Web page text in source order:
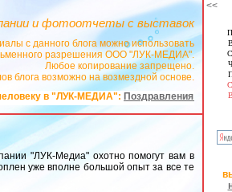
и фотоотчеты с выставок
с данного блога можно использовать
разрешения ООО "ЛУК-МЕДИА".
Любое копирование запрещено.
блога возможно на возмездной основе.
в "ЛУК-МЕДИА":Поздравления на заказ в
"ЛУК-Медиа" охотно помогут вам в
уже вполне большой опыт за все те
<<